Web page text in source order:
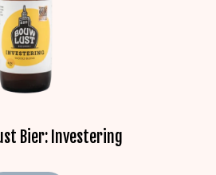
Bier: Investering